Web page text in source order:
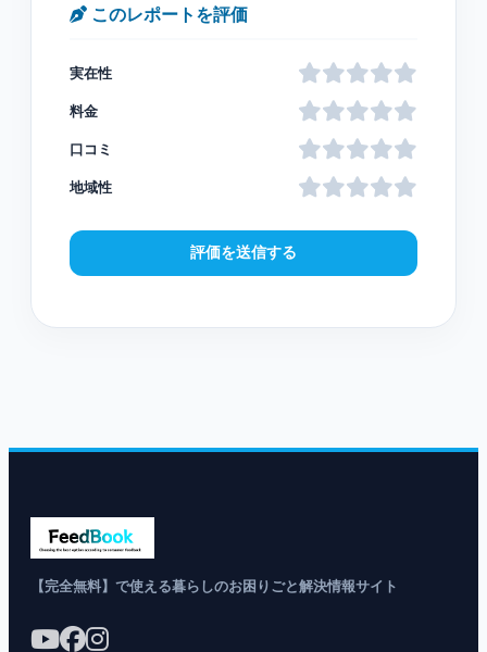
このレポートを評価
実在性
料金
口コミ
地域性
評価を送信する
【完全無料】で使える暮らしのお困りごと解決情報サイト